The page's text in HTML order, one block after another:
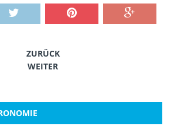
ZURÜCK
WEITER